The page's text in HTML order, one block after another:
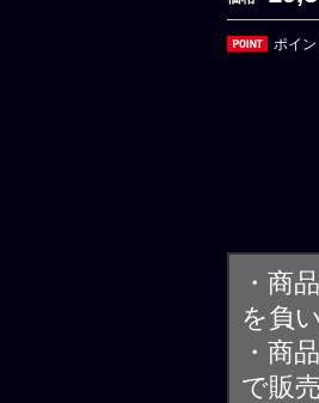
ポイ
・商
を負
・商
で販